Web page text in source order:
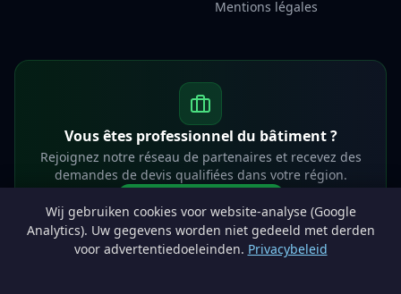
Wij gebruiken cookies voor website-analyse (Google
Analytics). Uw gegevens worden niet gedeeld met derden
voor advertentiedoeleinden. Privacybeleid
Mentions légales
Vous êtes professionnel du bâtiment ?
Rejoignez notre réseau de partenaires et recevez des
demandes de devis qualifiées dans votre région.
info@lesprosdemaville.be